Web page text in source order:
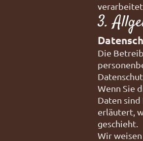
verarbeitet.
3.
Die
Wenn Sie
Daten
erläutert,
geschieht.
Wir